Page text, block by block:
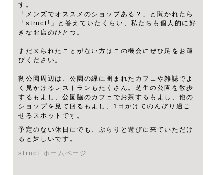
す。
「メンズでオススメのショップある？」と聞かれたら
「struct!」と答えていたくらい、私たちも個人的に好
きなお店のひとつ。
まだ来られたことがない方はこの機会にぜひ足をお運
びください。
靭公園周辺は、公園の緑に囲まれたカフェや雑誌でよ
く見かけるレストランもたくさん。芝生の公園を散歩
するもよし、公園脇のカフェでお茶するもよし、他の
ショップを見て回るもよし、1日かけてのんびり過ご
せるスポットです。
予定のない休日にでも、ぶらりと遊びに来ていただけ
ると嬉しいです。
struct ホームページ